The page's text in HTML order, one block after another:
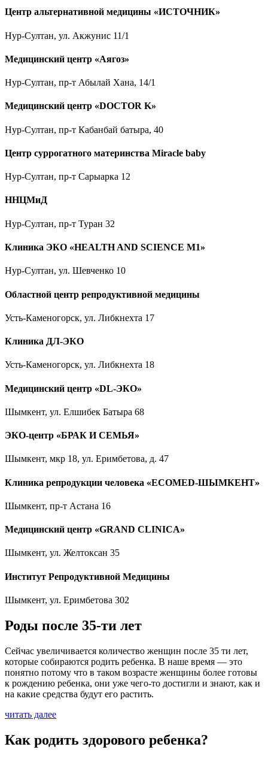
Центр альтернативной медицины «ИСТОЧНИК»
Нур-Султан, ул. Акжунис 11/1
Медицинский центр «Аягоз»
Нур-Султан, пр-т Абылай Хана, 14/1
Медицинский центр «DOCTOR K»
Нур-Султан, пр-т Кабанбай батыра, 40
Центр суррогатного материнства Miracle baby
Нур-Султан, пр-т Сарыарка 12
ННЦМиД
Нур-Султан, пр-т Туран 32
Клиника ЭКО «HEALTH AND SCIENCE M1»
Нур-Султан, ул. Шевченко 10
Областной центр репродуктивной медицины
Усть-Каменогорск, ул. Либкнехта 17
Клиника ДЛ-ЭКО
Усть-Каменогорск, ул. Либкнехта 18
Медицинский центр «DL-ЭКО»
Шымкент, ул. Елшибек Батыра 68
ЭКО-центр «БРАК И СЕМЬЯ»
Шымкент, мкр 18, ул. Еримбетова, д. 47
Клиника репродукции человека «ECOMED-ШЫМКЕНТ»
Шымкент, пр-т Астана 16
Медицинский центр «GRAND CLINICA»
Шымкент, ул. Желтоксан 35
Институт Репродуктивной Медицины
Шымкент, ул. Еримбетова 302
Роды после 35-ти лет
Сейчас увеличивается количество женщин после 35 ти лет,
которые собираются родить ребенка. В наше время — это
понятно потому что в таком возрасте женщины более готовы
к рождению ребенка, они уже чего-то достигли и знают, как и
на какие средства будут его растить.
читать далее
Как родить здорового ребенка?